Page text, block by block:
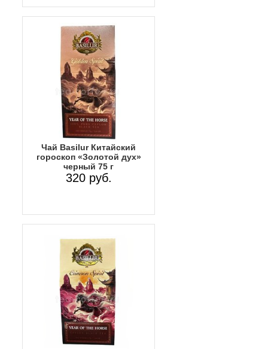
Чай Basilur Китайский
гороскоп «Золотой дух»
черный 75 г
320 руб.